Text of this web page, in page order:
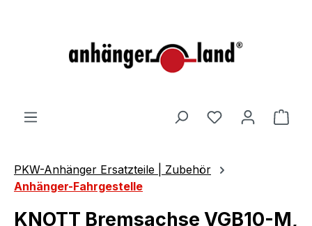
PKW-Anhänger Ersatzteile | Zubehör
Anhänger-Fahrgestelle
KNOTT Bremsachse VGB10-M,